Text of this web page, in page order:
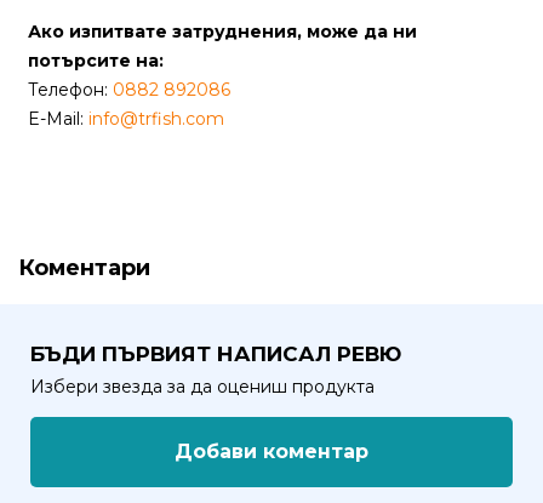
за
на
“бисквитки”
2026
запазени.
Интернет
Маркетинг
Ако изпитвате затруднения, може да ни
потърсите на:
Телефон: 0882 892086
E-Mail: info@trfish.com
Коментари
БЪДИ ПЪРВИЯТ НАПИСАЛ РЕВЮ
Избери звезда за да оцениш продукта
Добави коментар